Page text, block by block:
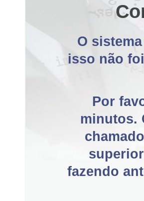
O
isso não
Por
minutos.
fazendo